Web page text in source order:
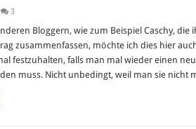
3
Bloggern, wie zum Beispiel Caschy, die
zusammenfassen, möchte ich dies hier
festzuhalten, falls man mal wieder einen
muss. Nicht unbedingt, weil man sie nicht